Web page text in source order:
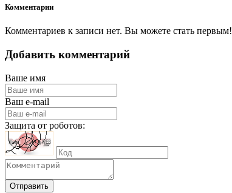
Комментарии
Комментариев к записи нет. Вы можете стать первым!
Добавить комментарий
Ваше имя
Ваш e-mail
Защита от роботов:
Отправить